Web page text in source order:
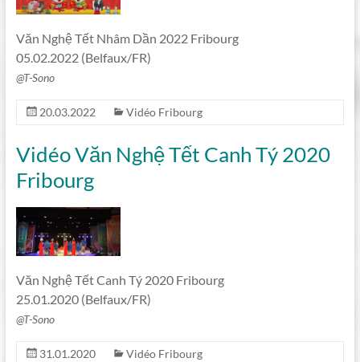
Văn Nghệ Tết Nhâm Dần 2022 Fribourg
05.02.2022 (Belfaux/FR)
@T-Sono
20.03.2022 Vidéo Fribourg
Vidéo Văn Nghệ Tết Canh Tý 2020
Fribourg
Văn Nghệ Tết Canh Tý 2020 Fribourg
25.01.2020 (Belfaux/FR)
@T-Sono
31.01.2020 Vidéo Fribourg